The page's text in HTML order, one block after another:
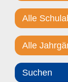
Suchen